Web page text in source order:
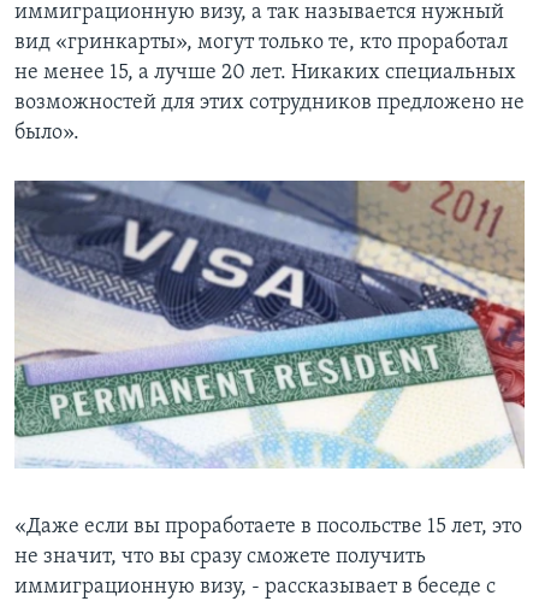
иммиграционную визу, а так называется нужный
вид «гринкарты», могут только те, кто проработал
не менее 15, а лучше 20 лет. Никаких специальных
возможностей для этих сотрудников предложено не
было».
«Даже если вы проработаете в посольстве 15 лет, это
не значит, что вы сразу сможете получить
иммиграционную визу, - рассказывает в беседе с